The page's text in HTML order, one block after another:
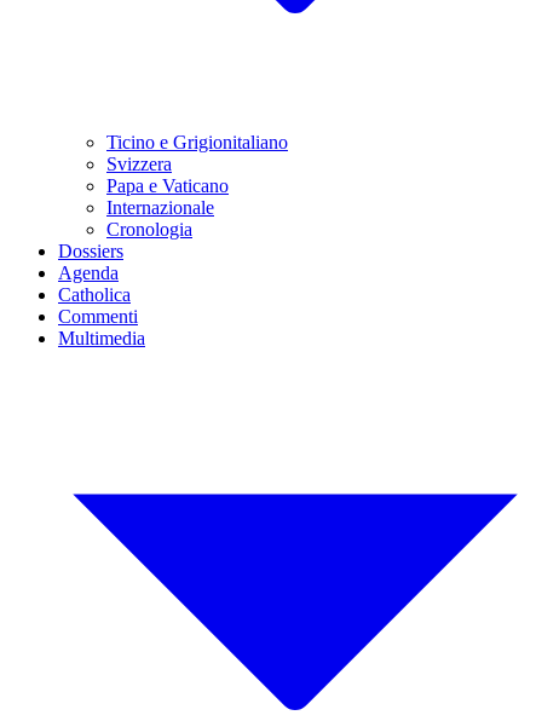
Ticino e Grigionitaliano
Svizzera
Papa e Vaticano
Internazionale
Cronologia
Dossiers
Agenda
Catholica
Commenti
Multimedia